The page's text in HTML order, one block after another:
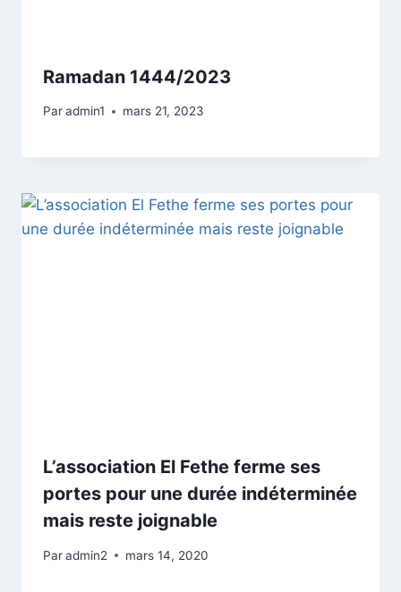
Ramadan 1444/2023
Paradmin1 mars 21, 2023
L’association El Fethe ferme ses
portes pour une durée indéterminée
mais reste joignable
Paradmin2 mars 14, 2020